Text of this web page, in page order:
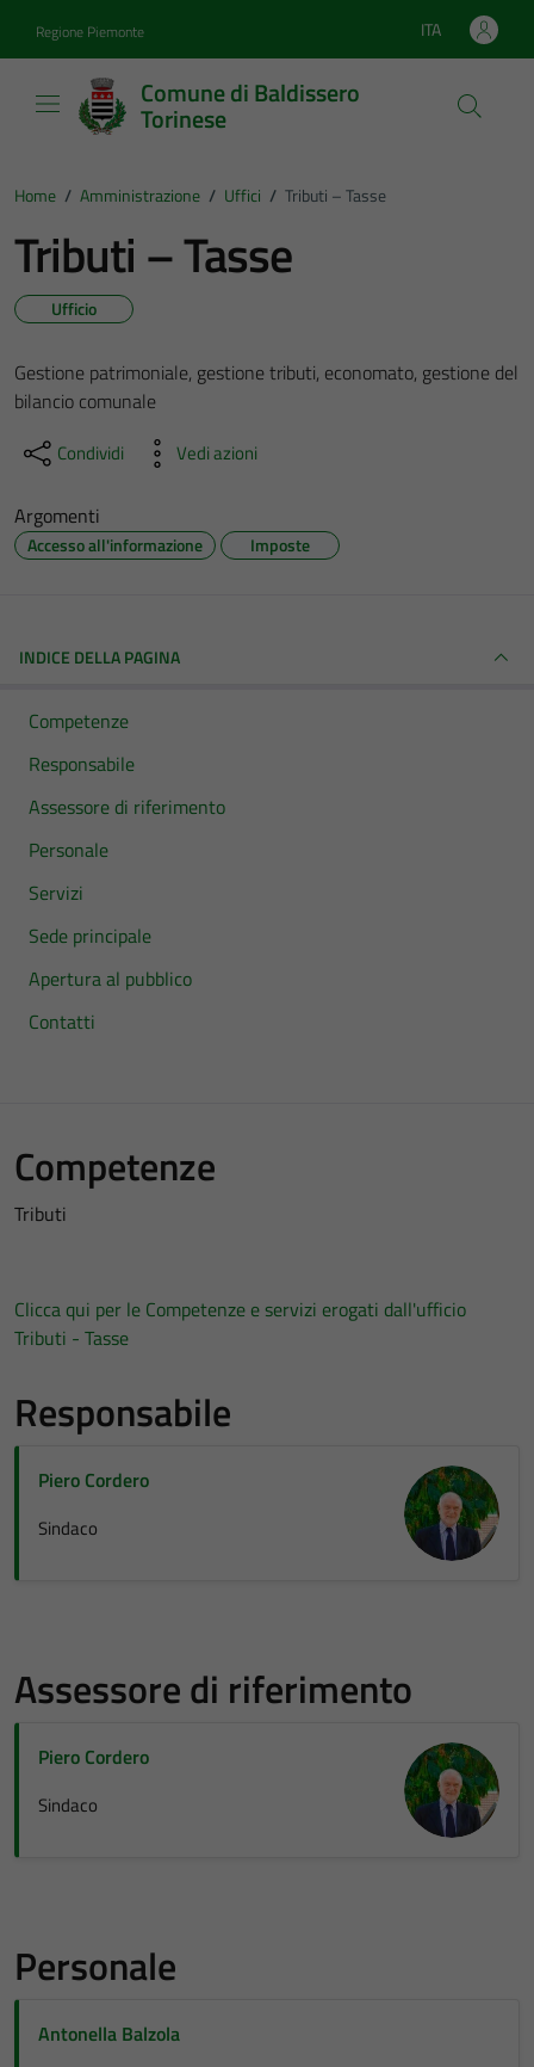
Regione Piemonte Lingua attiva:
ITA
Comune di Baldissero
Torinese
Home / Amministrazione / Uffici / Tributi – Tasse
Tributi – Tasse
Ufficio
Gestione patrimoniale, gestione tributi, economato, gestione del
bilancio comunale
Condividi Vedi azioni
Argomenti
Accesso all'informazione Imposte
INDICE DELLA PAGINA
Competenze
Responsabile
Assessore di riferimento
Personale
Servizi
Sede principale
Apertura al pubblico
Contatti
Competenze
Tributi
Clicca qui per le Competenze e servizi erogati dall'ufficio
Tributi - Tasse
Responsabile
Piero Cordero
Sindaco
Assessore di riferimento
Piero Cordero
Sindaco
Personale
Antonella Balzola